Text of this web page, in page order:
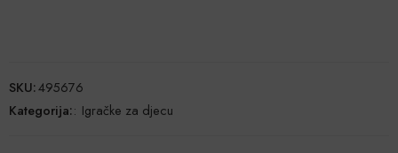
SKU:495676
Kategorija:: Igračke za djecu